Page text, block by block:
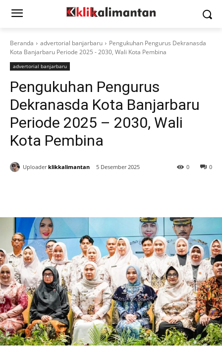
Beranda advertorial banjarbaru
Pengukuhan Pengurus Dekranasda
Kota Banjarbaru Periode 2025 - 2030, Wali Kota Pembina
advertorial banjarbaru
Pengukuhan Pengurus
Dekranasda Kota Banjarbaru
Periode 2025 – 2030, Wali
Kota Pembina
Uploader klikkalimantan 5 Desember 2025 0
0